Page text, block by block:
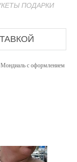
ПОДАРКИ
с оформлением